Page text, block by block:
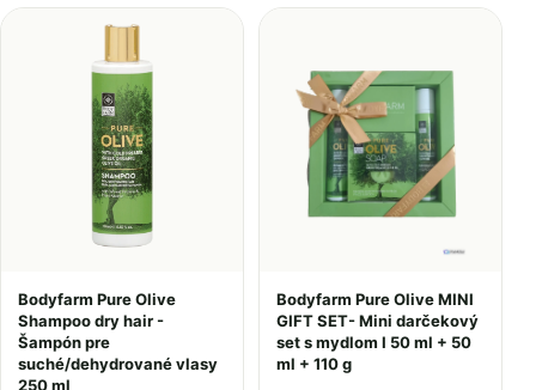
Bodyfarm Pure Olive
Shampoo dry hair -
Šampón pre
suché/dehydrované vlasy
250 ml
Bodyfarm Pure Olive MINI
GIFT SET- Mini darčekový
set s mydlom I 50 ml + 50
ml + 110 g